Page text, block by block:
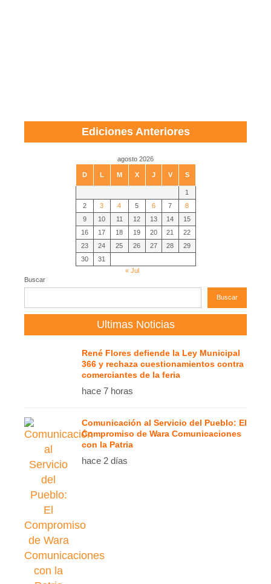
Ediciones Anteriores
agosto 2026
D L M X J V S
1
2
3 4 5 6 7
8
9
10 11 12 13 14
15
16
17 18 19 20 21
22
23
24 25 26 27 28
29
30
31
« Jul
Buscar
Buscar
Ultimas Noticias
René Flores defiende la Ley Municipal
366 y rechaza cuestionamientos contra
comerciantes de la feria
hace 7 horas
Comunicación al Servicio del Pueblo: El
Compromiso de Wara Comunicaciones
con la Patria
hace 2 días